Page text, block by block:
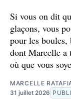
Si vous on dit
glaçons, vous
pour les boules,
dont Marcelle a
où que vous
MARCELLE
31 juillet 2026